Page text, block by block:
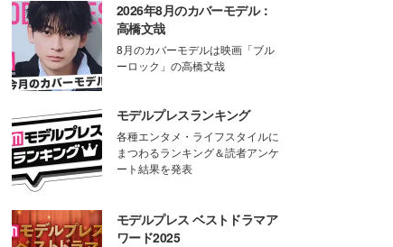
2026年8月のカバーモデル：
高橋文哉
8月のカバーモデルは映画「ブル
ーロック」の高橋文哉
モデルプレスランキング
各種エンタメ・ライフスタイルに
まつわるランキング＆読者アンケ
ート結果を発表
モデルプレス ベストドラマア
ワード2025